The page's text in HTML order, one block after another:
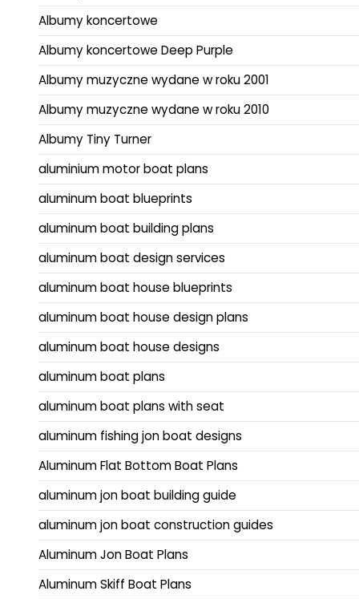
Albumy koncertowe
Albumy koncertowe Deep Purple
Albumy muzyczne wydane w roku 2001
Albumy muzyczne wydane w roku 2010
Albumy Tiny Turner
aluminium motor boat plans
aluminum boat blueprints
aluminum boat building plans
aluminum boat design services
aluminum boat house blueprints
aluminum boat house design plans
aluminum boat house designs
aluminum boat plans
aluminum boat plans with seat
aluminum fishing jon boat designs
Aluminum Flat Bottom Boat Plans
aluminum jon boat building guide
aluminum jon boat construction guides
Aluminum Jon Boat Plans
Aluminum Skiff Boat Plans